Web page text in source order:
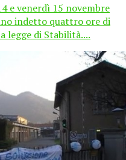
e venerdì 15 novembre
indetto quattro ore di
legge di Stabilità....